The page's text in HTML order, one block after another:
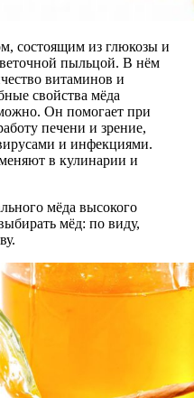
состоящим из глюкозы и
пыльцой. В нём
витаминов и
свойства мёда
Он помогает при
печени и зрение,
и инфекциями.
в кулинарии и
мёда высокого
мёд: по виду,